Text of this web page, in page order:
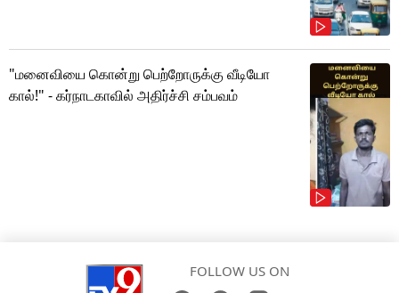
"மனைவியை கொன்று பெற்றோருக்கு வீடியோ
கால்!" - கர்நாடகாவில் அதிர்ச்சி சம்பவம்
FOLLOW US ON